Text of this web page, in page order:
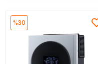
%30